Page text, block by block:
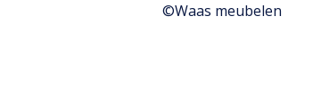
©Waas meubelen